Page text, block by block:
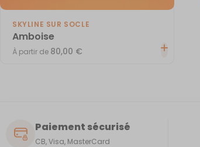
SKYLINE SUR SOCLE
Amboise
À partir de 80,00 €
Paiement sécurisé
CB, Visa, MasterCard